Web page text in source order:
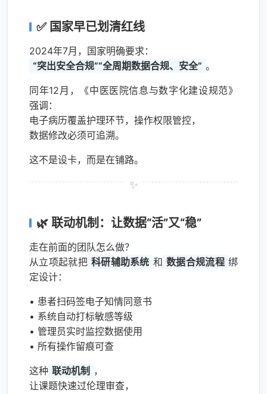
✅ 国家早已划清红线
2024年7月，国家明确要求：
“突出安全合规”“全周期数据合规、安全” 。
同年12月，《中医医院信息与数字化建设规范》
强调：
电子病历覆盖护理环节，操作权限管控，
数据修改必须可追溯。
这不是设卡，而是在铺路。
🌿 联动机制：让数据“活”又“稳”
走在前面的团队怎么做？
从立项起就把 科研辅助系统 和 数据合规流程 绑
定设计：
• 患者扫码签电子知情同意书
• 系统自动打标敏感等级
• 管理员实时监控数据使用
• 所有操作留痕可查
这种 联动机制 ，
让课题快速过伦理审查，